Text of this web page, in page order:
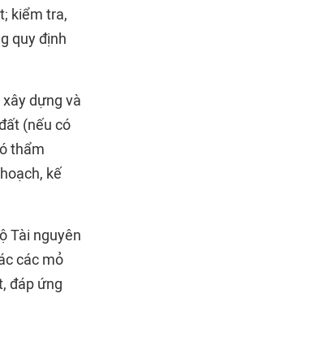
kiểm tra,
quy định
dựng và
(nếu có
thẩm
kế
Tài nguyên
các mỏ
đáp ứng